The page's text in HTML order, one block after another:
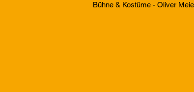
Bühne & Kostüme - Oliver